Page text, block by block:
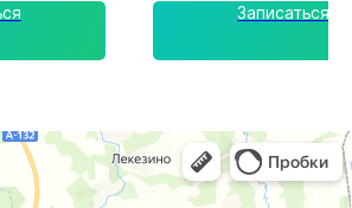
Записаться
Рокоссовского, 65
г. Одинцово
Говорова, 85